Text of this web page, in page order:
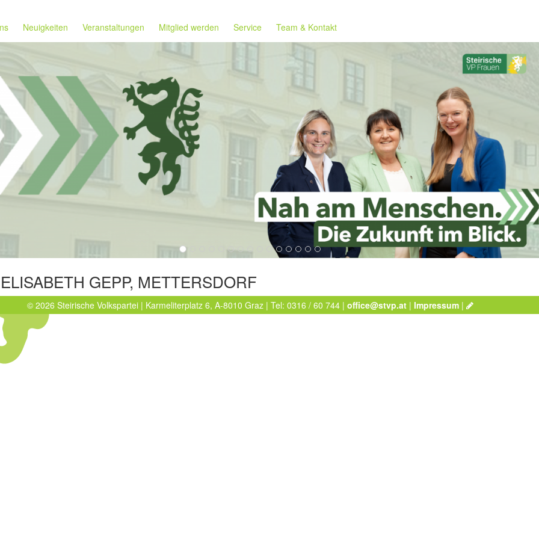
Neuigkeiten Veranstaltungen Mitglied werden Service Team & Kontakt
ELISABETH GEPP, METTERSDORF
© 2026 Steirische Volkspartei | Karmeliterplatz 6, A-8010 Graz | Tel: 0316 / 60 744 |office@stvp.at |Impressum |